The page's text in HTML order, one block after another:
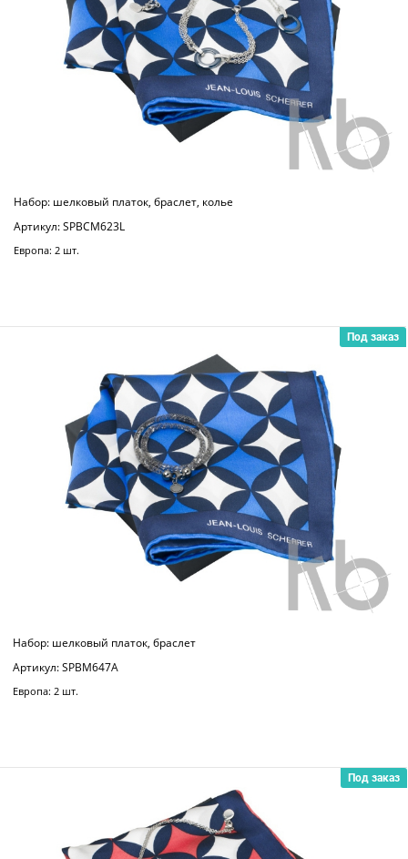
Набор: шелковый платок, браслет, колье
Артикул: SPBCM623L
Европа: 2 шт.
Под заказ
Набор: шелковый платок, браслет
Артикул: SPBM647A
Европа: 2 шт.
Под заказ